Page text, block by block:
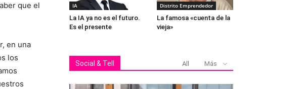
que el
en una
los
IA
La IA ya no es el futuro.
Es el presente
Distrito Emprendedor
La famosa «cuenta de la
vieja»
Social & Tell All Más